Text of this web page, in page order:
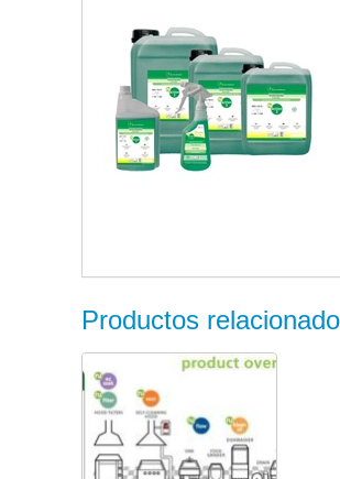
Productos